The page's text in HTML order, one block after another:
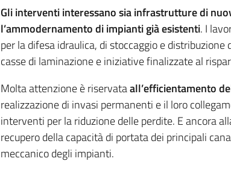
Gli interventi interessano sia infrastrutture di
l’ammodernamento di impianti già esistenti. I
per la difesa idraulica, di stoccaggio e distribuzione
casse di laminazione e iniziative finalizzate al
Molta attenzione è riservataall’efficientamento
realizzazione di invasi permanenti e il loro
interventi per la riduzione delle perdite. E ancora
recupero della capacità di portata dei principali
meccanico degli impianti.